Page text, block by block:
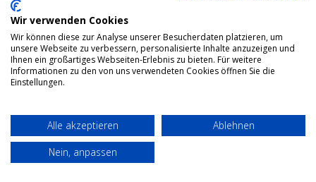
Wir verwenden Cookies
Wir können diese zur Analyse unserer Besucherdaten platzieren, um
unsere Webseite zu verbessern, personalisierte Inhalte anzuzeigen und
Ihnen ein großartiges Webseiten-Erlebnis zu bieten. Für weitere
Informationen zu den von uns verwendeten Cookies öffnen Sie die
Einstellungen.
Alle akzeptieren
Ablehnen
Nein, anpassen